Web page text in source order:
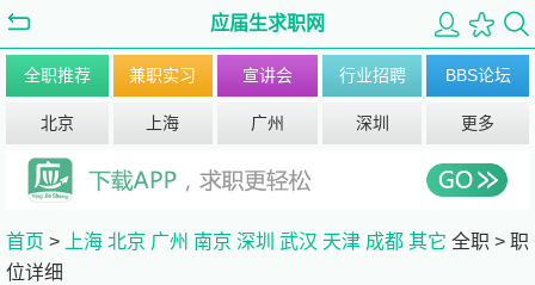
应届生求职网
全职推荐 兼职实习 宣讲会 行业招聘 BBS论坛
北京 上海 广州 深圳 更多
首页 > 上海 北京 广州 南京 深圳 武汉 天津 成都 其它 全职 > 职
位详细